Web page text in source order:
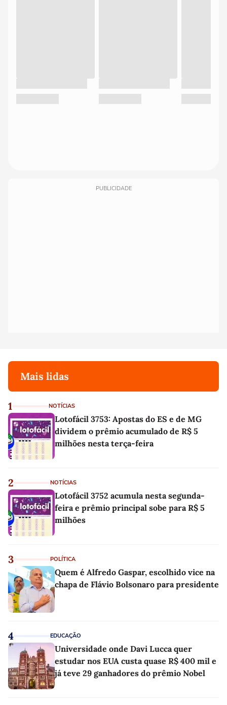
PUBLICIDADE
Mais lidas
1 NOTÍCIAS
Lotofácil 3753: Apostas do ES e de MG
dividem o prêmio acumulado de R$ 5
milhões nesta terça-feira
2 NOTÍCIAS
Lotofácil 3752 acumula nesta segunda-
feira e prêmio principal sobe para R$ 5
milhões
3 POLÍTICA
Quem é Alfredo Gaspar, escolhido vice na
chapa de Flávio Bolsonaro para presidente
4 EDUCAÇÃO
Universidade onde Davi Lucca quer
estudar nos EUA custa quase R$ 400 mil e
já teve 29 ganhadores do prêmio Nobel